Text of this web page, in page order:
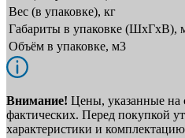
Вес (в упаковке), кг
Габариты в упаковке (ШxГxВ),
Объём в упаковке, м3
Внимание! Цены, указанные на
фактических. Перед покупкой
характеристики и